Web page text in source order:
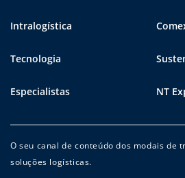
Intralogística
Tecnologia
Especialistas NT
O seu canal de conteúdo dos modais de
soluções logísticas.